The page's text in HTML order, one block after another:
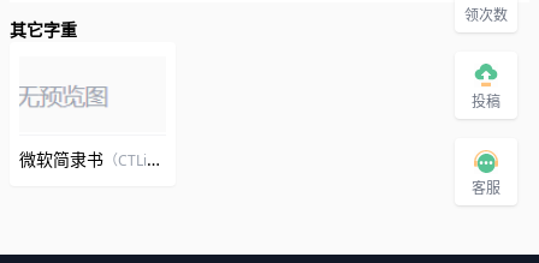
其它字重
微软简隶书 （CTLiShuSJ）
领次数
投稿
客服